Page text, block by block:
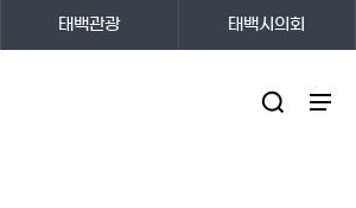
태백관광 태백시의회